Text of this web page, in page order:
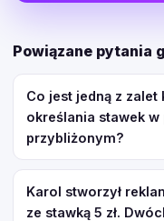
Powiązane pytania
Co jest jedną z
określania stawek w
przybliżonym?
Karol stworzył
ze stawką 5 zł.